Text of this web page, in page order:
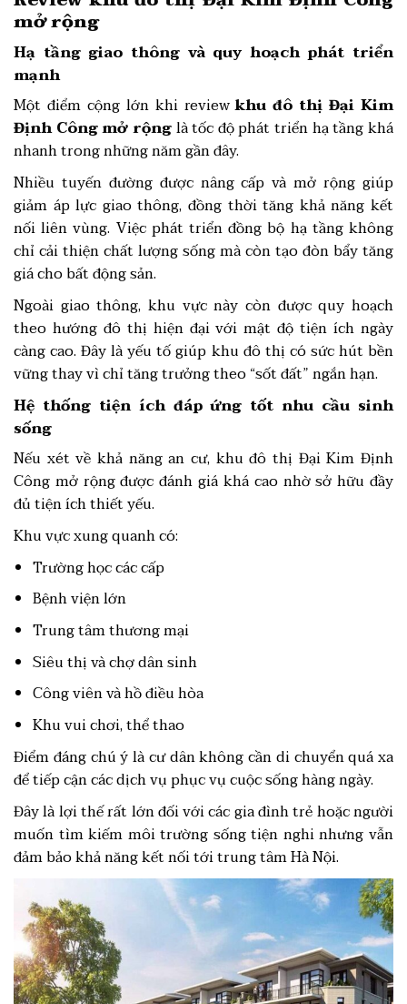
mở rộng
Hạ tầng giao thông và quy hoạch phát triển
mạnh
Một điểm cộng lớn khi reviewkhu đô thị Đại Kim
Định Công mở rộnglà tốc độ phát triển hạ tầng khá
nhanh trong những năm gần đây.
Nhiều tuyến đường được nâng cấp và mở rộng giúp
giảm áp lực giao thông, đồng thời tăng khả năng kết
nối liên vùng. Việc phát triển đồng bộ hạ tầng không
chỉ cải thiện chất lượng sống mà còn tạo đòn bẩy tăng
giá cho bất động sản.
Ngoài giao thông, khu vực này còn được quy hoạch
theo hướng đô thị hiện đại với mật độ tiện ích ngày
càng cao. Đây là yếu tố giúp khu đô thị có sức hút bền
vững thay vì chỉ tăng trưởng theo “sốt đất” ngắn hạn.
Hệ thống tiện ích đáp ứng tốt nhu cầu sinh
sống
Nếu xét về khả năng an cư, khu đô thị Đại Kim Định
Công mở rộng được đánh giá khá cao nhờ sở hữu đầy
đủ tiện ích thiết yếu.
Khu vực xung quanh có:
Trường học các cấp
Bệnh viện lớn
Trung tâm thương mại
Siêu thị và chợ dân sinh
Công viên và hồ điều hòa
Khu vui chơi, thể thao
Điểm đáng chú ý là cư dân không cần di chuyển quá xa
để tiếp cận các dịch vụ phục vụ cuộc sống hàng ngày.
Đây là lợi thế rất lớn đối với các gia đình trẻ hoặc người
muốn tìm kiếm môi trường sống tiện nghi nhưng vẫn
đảm bảo khả năng kết nối tới trung tâm Hà Nội.